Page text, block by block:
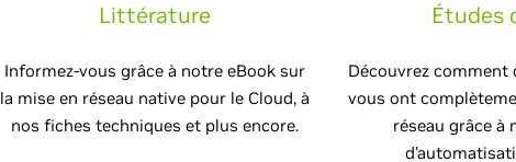
Littérature
Informez-vous grâce à notre eBook sur
la mise en réseau native pour le Cloud, à
nos fiches techniques et plus encore.
Études
Découvrez
vous ont
réseau grâce à